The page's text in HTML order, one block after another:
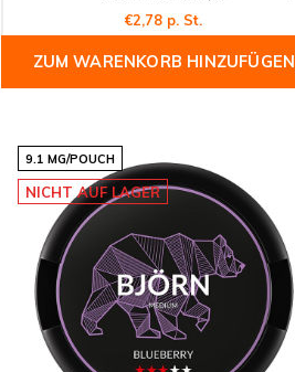
€2,78 p. St.
ZUM WARENKORB HINZUFÜGEN
9.1 MG/POUCH
NICHT AUF LAGER